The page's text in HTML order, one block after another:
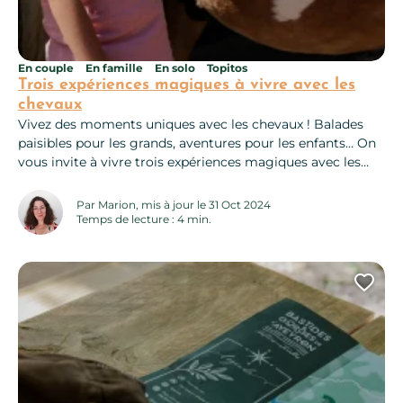
Trois expériences magiques à vivre avec les
chevaux
En couple En famille En solo Topitos
Vivez des moments uniques avec les chevaux ! Balades
paisibles pour les grands, aventures pour les enfants… On
vous invite à vivre trois expériences magiques avec les
empruntez des sentiers ombragés, traversez des prairies
baignées de soleil et découvrez des lieux secrets où seul le
chant de...
Par Marion, mis à jour le 31 Oct 2024
Temps de lecture : 4 min.